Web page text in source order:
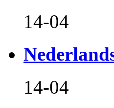
14-04
14-04